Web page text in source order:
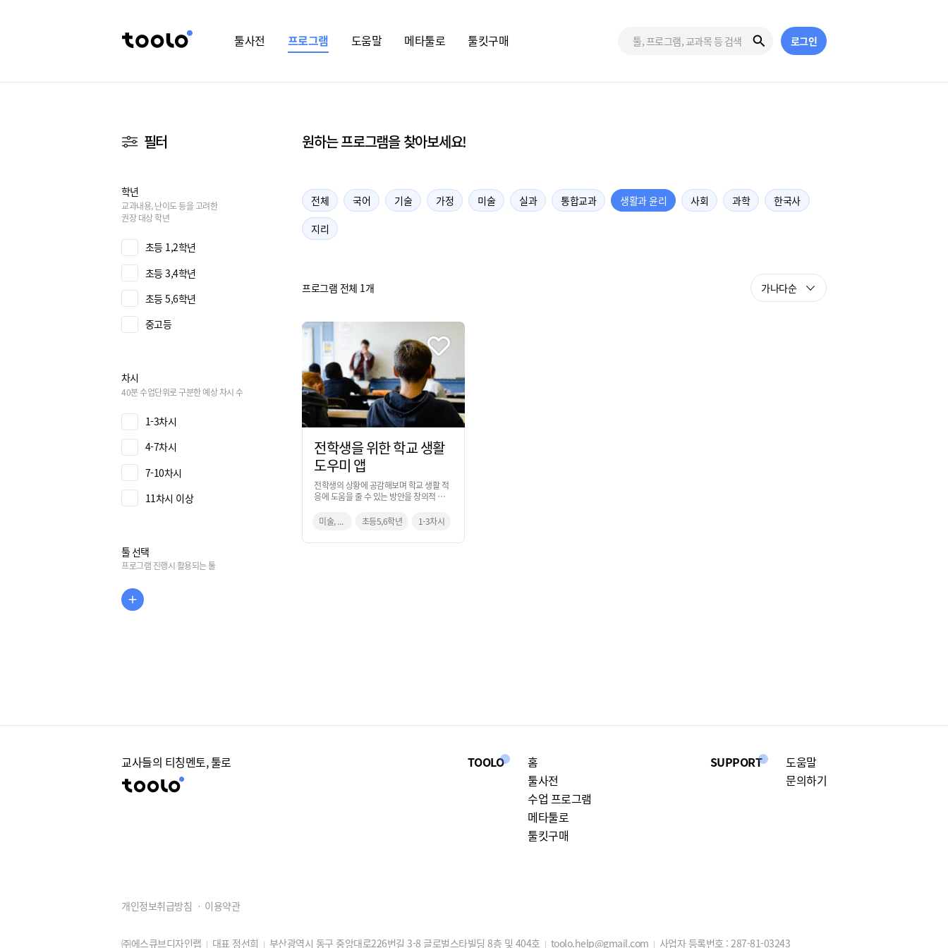
툴사전 프로그램 도움말 메타툴로 툴킷구매 로그인
필터
학년
교과내용, 난이도 등을 고려한
권장 대상 학년
초등 1,2학년
초등 3,4학년
초등 5,6학년
중고등
차시
40분 수업단위로 구분한 예상 차시 수
1-3차시
4-7차시
7-10차시
11차시 이상
툴 선택
프로그램 진행시 활용되는 툴
원하는 프로그램을 찾아보세요!
전체 국어 기술 가정 미술 실과 통합교과 생활과 윤리 사회 과학
한국사
지리
프로그램 전체 1개 가나다순
전학생을 위한 학교 생활
도우미 앱
전학생의 상황에 공감해보며 학교 생활 적
응에 도움을 줄 수 있는 방안을 창의적 사고
입니다. 미술, 실과, 생활과 윤리 초등5,6학년 1-3차시
교사들의 티칭멘토, 툴로 TOOLO
홈
툴사전
수업 프로그램
메타툴로
툴킷구매
SUPPORT
도움말
문의하기
개인정보취급방침 이용약관
㈜에스큐브디자인랩 대표 정선희 부산광역시 동구 중앙대로226번길 3-8 글로벌스타빌딩 8층 및 404호 toolo.help@gmail.com 사업자 등록번호 : 287-81-03243